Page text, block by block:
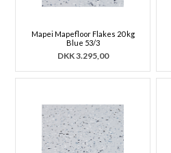
Mapei Mapefloor Flakes 20 kg
Blue 53/3
DKK3.295,00